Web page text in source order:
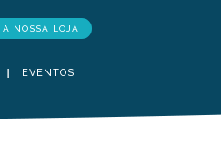
A NOSSA LOJA
EVENTOS